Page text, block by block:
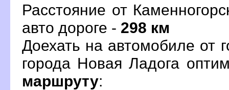
Расстояние от
авто дороге - 298 км
Доехать на автомобиле от
орода Новая Ладога
маршруту: